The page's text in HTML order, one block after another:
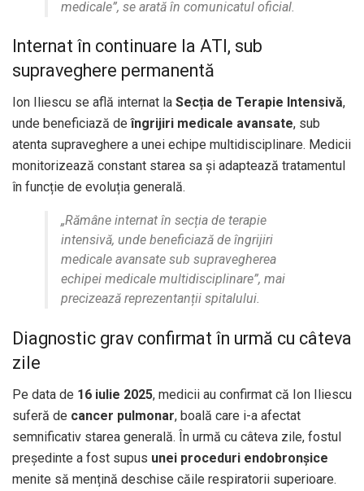
medicale”, se arată în comunicatul oficial.
Internat în continuare la ATI, sub
supraveghere permanentă
Ion Iliescu se află internat la Secția de Terapie Intensivă,
unde beneficiază deîngrijiri medicale avansate, sub
atenta supraveghere a unei echipe multidisciplinare. Medicii
monitorizează constant starea sa și adaptează tratamentul
în funcție de evoluția generală.
„Rămâne internat în secția de terapie
intensivă, unde beneficiază de îngrijiri
medicale avansate sub supravegherea
echipei medicale multidisciplinare”, mai
precizează reprezentanții spitalului.
Diagnostic grav confirmat în urmă cu câteva
zile
Pe data de 16 iulie 2025, medicii au confirmat că Ion Iliescu
suferă de cancer pulmonar, boală care i-a afectat
semnificativ starea generală. În urmă cu câteva zile, fostul
președinte a fost supus unei proceduri endobronșice
menite să mențină deschise căile respiratorii superioare.